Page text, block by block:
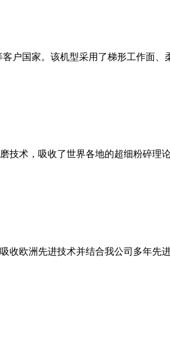
户国家。该机型采用了梯形工作面
术，吸收了世界各地的超细粉碎理
欧洲先进技术并结合我公司多年先